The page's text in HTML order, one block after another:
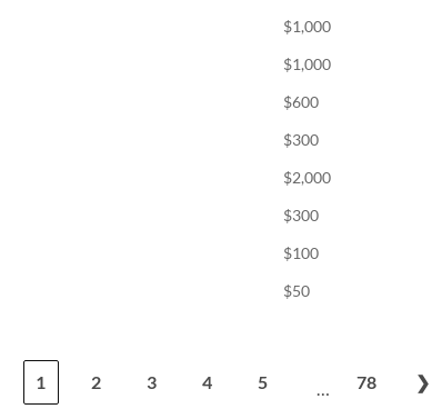
$1,000
$1,000
$600
$300
$2,000
$300
$100
$50
1 2 3 4 5 … 78 ❯